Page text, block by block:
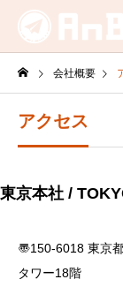
会社概要
アクセス
東京本社 /
〠150-6018 東京
タワー18階